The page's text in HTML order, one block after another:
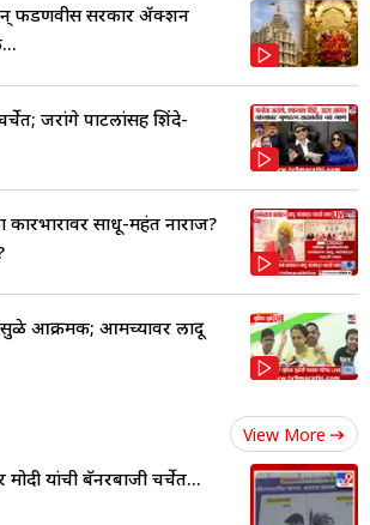
फडणवीस सरकार ॲक्शन
जरांगे पाटलांसह शिंदे-
साधू-महंत नाराज?
सुळे आक्रमक; आमच्यावर लादू
View More
यांची बॅनरबाजी चर्चेत...